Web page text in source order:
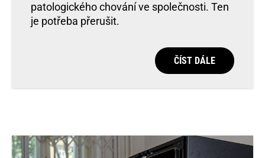
patologického chování ve společnosti. Ten
je potřeba přerušit.
ČÍST DÁLE